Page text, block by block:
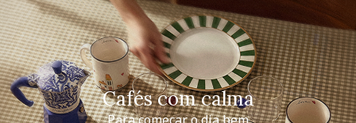
Cafés com calma
Para começar o dia bem